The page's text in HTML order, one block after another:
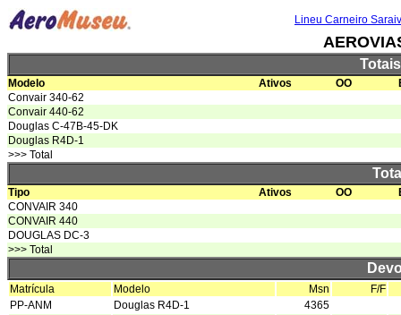
Lineu Carneiro
Modelo Ativos OO
Convair 340-62
Convair 440-62
Douglas C-47B-45-DK
Douglas R4D-1
>>> Total
Tipo Ativos OO
CONVAIR 340
CONVAIR 440
DOUGLAS DC-3
>>> Total
Matrícula Modelo Msn
F/F
PP-ANM
Douglas R4D-1
4365